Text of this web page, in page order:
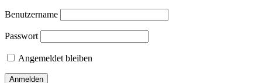
Benutzername
Passwort
Angemeldet bleiben